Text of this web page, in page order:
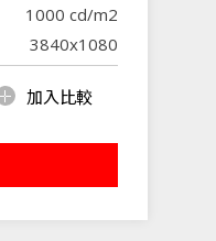
1000 cd/m2
3840x1080
加入比較